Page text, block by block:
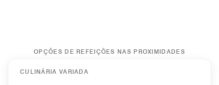
OPÇÕES DE REFEIÇÕES NAS PROXIMIDADES
CULINÁRIA VARIADA